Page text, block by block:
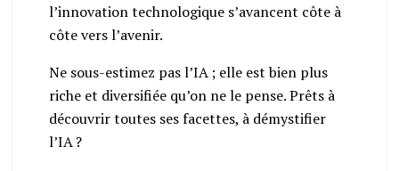
l’innovation technologique s’avancent côte à
côte vers l’avenir.
Ne sous-estimez pas l’IA ; elle est bien plus
riche et diversifiée qu’on ne le pense. Prêts à
découvrir toutes ses facettes, à démystifier
l’IA ?